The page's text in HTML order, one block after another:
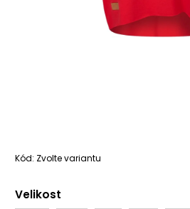
Kód: Zvolte variantu
Velikost